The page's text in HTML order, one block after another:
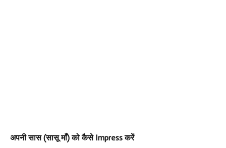
अपनी सास (सासू माँ) को कैसे Impress करें